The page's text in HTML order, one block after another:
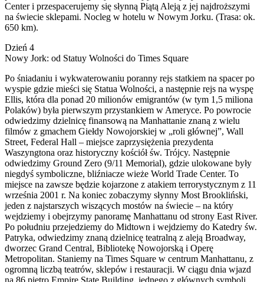
Center i przespacerujemy się słynną Piątą Aleją z jej najdroższymi
na świecie sklepami. Nocleg w hotelu w Nowym Jorku. (Trasa: ok.
650 km).
Dzień 4
Nowy Jork: od Statuy Wolności do Times Square
Po śniadaniu i wykwaterowaniu poranny rejs statkiem na spacer po
wyspie gdzie mieści się Statua Wolności, a następnie rejs na wyspę
Ellis, która dla ponad 20 milionów emigrantów (w tym 1,5 miliona
Polaków) była pierwszym przystankiem w Ameryce. Po powrocie
odwiedzimy dzielnicę finansową na Manhattanie znaną z wielu
filmów z gmachem Giełdy Nowojorskiej w „roli głównej”, Wall
Street, Federal Hall – miejsce zaprzysiężenia prezydenta
Waszyngtona oraz historyczny kościół św. Trójcy. Następnie
odwiedzimy Ground Zero (9/11 Memorial), gdzie ulokowane były
niegdyś symboliczne, bliźniacze wieże World Trade Center. To
miejsce na zawsze będzie kojarzone z atakiem terrorystycznym z 11
września 2001 r. Na koniec zobaczymy słynny Most Brookliński,
jeden z najstarszych wiszących mostów na świecie – na który
wejdziemy i obejrzymy panoramę Manhattanu od strony East River.
Po południu przejedziemy do Midtown i wejdziemy do Katedry św.
Patryka, odwiedzimy znaną dzielnicę teatralną z aleją Broadway,
dworzec Grand Central, Bibliotekę Nowojorską i Operę
Metropolitan. Staniemy na Times Square w centrum Manhattanu, z
ogromną liczbą teatrów, sklepów i restauracji. W ciągu dnia wjazd
na 86 piętro Empire State Building, jednego z głównych symboli